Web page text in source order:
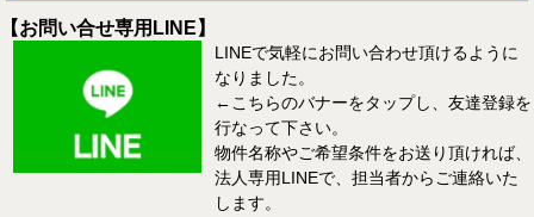
【お問い合せ専用LINE】
LINEで気軽にお問い合わせ頂けるように
なりました。
←こちらのバナーをタップし、友達登録を
行なって下さい。
物件名称やご希望条件をお送り頂ければ、
法人専用LINEで、担当者からご連絡いた
します。